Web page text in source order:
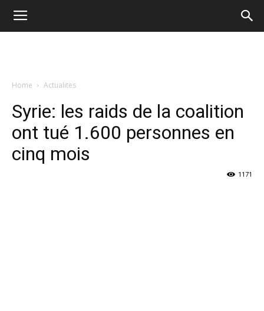
Home Actualites
Syrie: les raids de la coalition
ont tué 1.600 personnes en
cinq mois
1171